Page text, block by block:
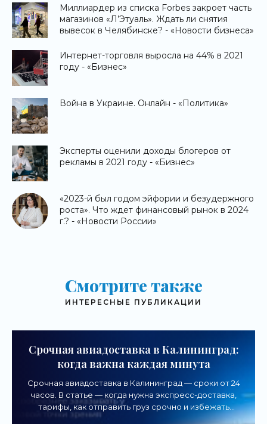
Миллиардер из списка Forbes закроет часть
магазинов «Л’Этуаль». Ждать ли снятия
вывесок в Челябинске? - «Новости бизнеса»
Интернет-торговля выросла на 44% в 2021
году - «Бизнес»
Война в Украине. Онлайн - «Политика»
Эксперты оценили доходы блогеров от
рекламы в 2021 году - «Бизнес»
«2023-й был годом эйфории и безудержного
роста». Что ждет финансовый рынок в 2024
г.? - «Новости России»
Смотрите также
ИНТЕРЕСНЫЕ ПУБЛИКАЦИИ
Срочная авиадоставка в Калининград:
когда важна каждая минута
Срочная авиадоставка в Калининград — сроки от 24
часов. В статье — когда нужна экспресс-доставка,
тарифы, как отправить груз срочно и избежать